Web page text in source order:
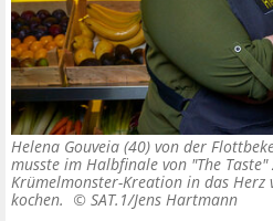
Helena Gouveia (40) von der
musste im Halbfinale von "The
Krümelmonster-Kreation in das Herz
kochen. © SAT.1/Jens Hartmann